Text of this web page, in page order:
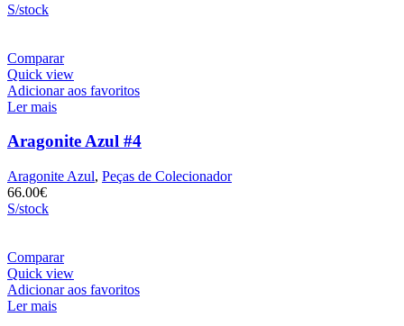
S/stock
Comparar
Quick view
Adicionar aos favoritos
Ler mais
Aragonite Azul #4
Aragonite Azul, Peças de Colecionador
66.00€
S/stock
Comparar
Quick view
Adicionar aos favoritos
Ler mais